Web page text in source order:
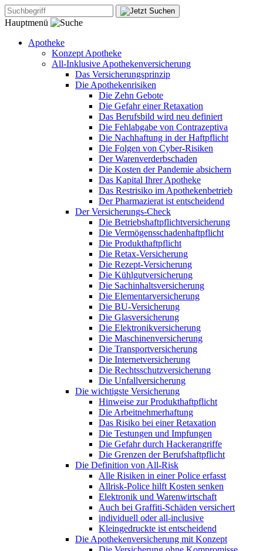
Hauptmenü
Apotheke
Konzept Apotheke
All-Inklusive Apothekenversicherung
Das Versicherungsprinzip
Die Apothekenrisiken
Die Zehn Gebote
Die Gefahr einer Retaxation
Das Berufsbild wird neu definiert
Die Fehlabgabe von Contrazeptiva
Die Nachhaftung in der Haftpflicht
Die Folgen von Cyber-Risiken
Der Warenverderbschaden
Die Kosten der Pandemie absichern
Das Kapital Ihrer Apotheke
Das Restrisiko im Apothekenbetrieb
Der Pharmazierat ist entscheidend
Der Versicherungs-Check
Die Betriebshaftpflichtversicherung
Die Vermögensschadenhaftpflicht
Die Produkthaftpflicht
Die Retax-Versicherung
Die Rezept-Versicherung
Die Kühlgutversicherung
Die Sachinhaltsversicherung
Die Elementarversicherung
Die BU-Versicherung
Die Glasversicherung
Die Elektronikversicherung
Die Maschinenversicherung
Die Transportversicherung
Die Internetversicherung
Die Rechtsschutzversicherung
Die Unfallversicherung
Die wichtigste Versicherung
Hinweise zur Produkthaftpflicht
Die Arbeitnehmerhaftung
Das Risiko bei einer Retaxation
Die Testungen und Impfungen
Die Gefahr durch Hackerangriffe
Die Grenzen der Berufshaftpflicht
Die Definition von All-Risk
Alle Risiken in einer Police erfasst
Allrisk-Police hilft Kosten senken
Elektronik und Warenwirtschaft
Auch bei Graffiti-Schäden versichert
individuell oder all-inclusive
Kleingedruckte ist entscheidend
Die Apothekenversicherung mit Konzept